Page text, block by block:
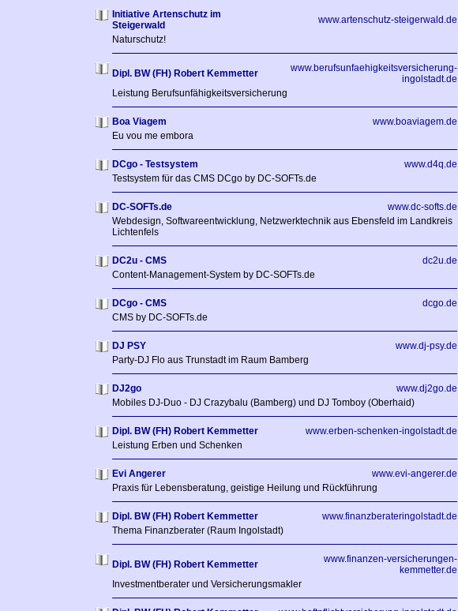
Initiative Artenschutz im
Steigerwald
www.artenschutz-steigerwald.de
Naturschutz!
Dipl. BW (FH) Robert Kemmetter
www.berufsunfaehigkeitsversicherung-
ingolstadt.de
Leistung Berufsunfähigkeitsversicherung
Boa Viagem
www.boaviagem.de
Eu vou me embora
DCgo - Testsystem
www.d4q.de
Testsystem für das CMS DCgo by DC-SOFTs.de
DC-SOFTs.de
www.dc-softs.de
Webdesign, Softwareentwicklung, Netzwerktechnik aus Ebensfeld im Landkreis
Lichtenfels
DC2u - CMS
dc2u.de
Content-Management-System by DC-SOFTs.de
DCgo - CMS
dcgo.de
CMS by DC-SOFTs.de
DJ PSY
www.dj-psy.de
Party-DJ Flo aus Trunstadt im Raum Bamberg
DJ2go
www.dj2go.de
Mobiles DJ-Duo - DJ Crazybalu (Bamberg) und DJ Tomboy (Oberhaid)
Dipl. BW (FH) Robert Kemmetter
www.erben-schenken-ingolstadt.de
Leistung Erben und Schenken
Evi Angerer
www.evi-angerer.de
Praxis für Lebensberatung, geistige Heilung und Rückführung
Dipl. BW (FH) Robert Kemmetter
www.finanzberateringolstadt.de
Thema Finanzberater (Raum Ingolstadt)
Dipl. BW (FH) Robert Kemmetter
www.finanzen-versicherungen-
kemmetter.de
Investmentberater und Versicherungsmakler